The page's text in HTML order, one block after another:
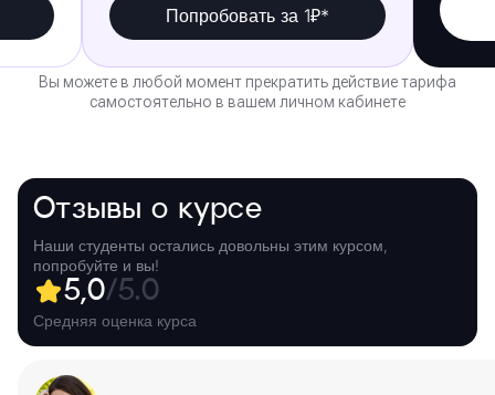
Попробовать за 1₽*
Вы можете в любой момент прекратить действие тарифа
самостоятельно в вашем личном кабинете
Отзывы о курсе
Наши студенты остались довольны этим курсом,
попробуйте и вы!
5,0/5.0
Средняя оценка курса